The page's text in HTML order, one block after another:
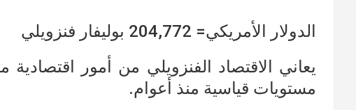
الدولار الأمريكي= 204,772 بوليفار فنزويلي
يعاني الاقتصاد الفنزويلي من أمور
مستويات قياسية منذ أعوام.